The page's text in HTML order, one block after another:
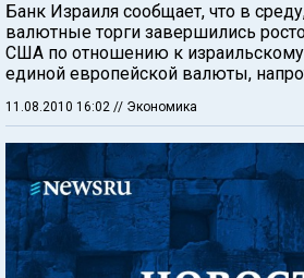
Банк Израиля сообщает, что в
валютные торги завершились
США по отношению к
единой европейской валюты,
11.08.2010 16:02 // Экономика